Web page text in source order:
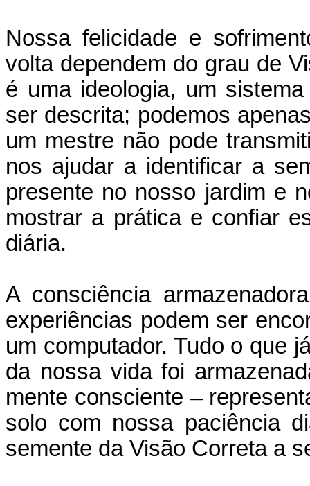
Nossa felicidade e
volta dependem do grau de
é uma ideologia, um
ser descrita; podemos
um mestre não pode
nos ajudar a identificar a
presente no nosso jardim e
mostrar a prática e confiar
diária.
A consciência
experiências podem ser
um computador. Tudo o que
da nossa vida foi
mente consciente –
solo com nossa paciência
semente da Visão Correta a